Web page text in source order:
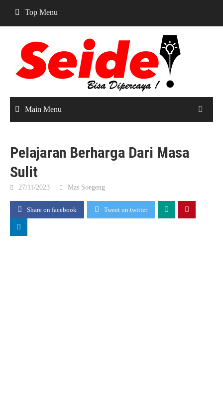
content
Top Menu
Main Menu
Pelajaran Berharga Dari Masa
Sulit
27/11/2023 Mas Soegeng
Share on facebook Tweet on twitter